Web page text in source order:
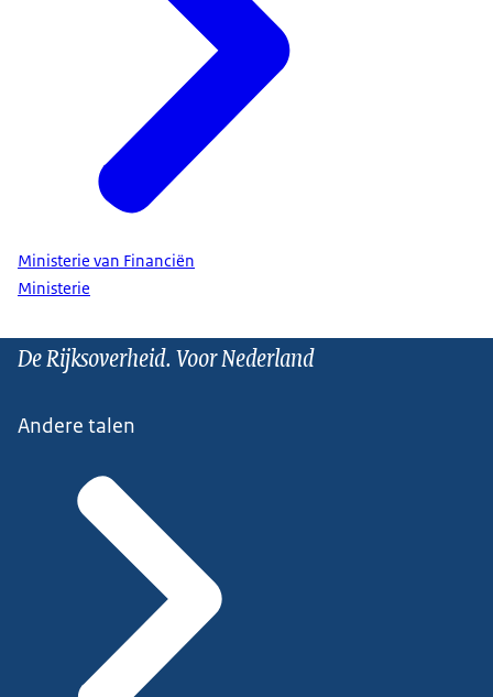
Ministerie van Financiën
Ministerie
De Rijksoverheid. Voor Nederland
Andere talen